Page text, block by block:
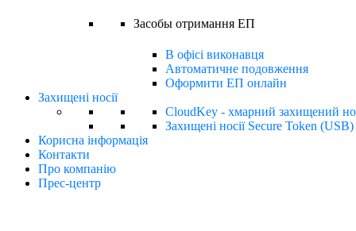
Засобы отримання ЕП
В офісі виконавця
Автоматичне подовження
Оформити ЕП онлайн
Захищені носії
CloudKey - хмарний захищений
Захищені носії Secure Token (USB)
Корисна інформація
Контакти
Про компанію
Прес-центр